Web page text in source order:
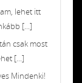
lehet itt
[...]
csak most
[...]
Mindenki!